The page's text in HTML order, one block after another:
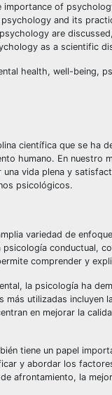
of
and its
are
as a scientific
health, well-being,
científica que se ha
humano. En nuestro
vida plena y
psicológicos.
variedad de
psicología conductual,
comprender y
la psicología ha
más utilizadas
en mejorar la
tiene un papel
y abordar los
afrontamiento, la